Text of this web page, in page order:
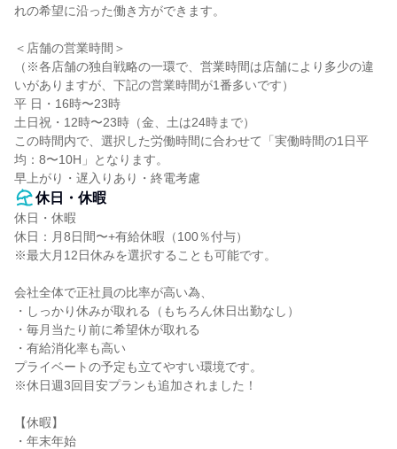
れの希望に沿った働き方ができます。
＜店舗の営業時間＞
（※各店舗の独自戦略の一環で、営業時間は店舗により多少の違
いがありますが、下記の営業時間が1番多いです）
平 日・16時〜23時
土日祝・12時〜23時（金、土は24時まで）
この時間内で、選択した労働時間に合わせて「実働時間の1日平
均：8〜10H」となります。
早上がり・遅入りあり・終電考慮
休日・休暇
休日・休暇
休日：月8日間〜+有給休暇（100％付与）
※最大月12日休みを選択することも可能です。
会社全体で正社員の比率が高い為、
・しっかり休みが取れる（もちろん休日出勤なし）
・毎月当たり前に希望休が取れる
・有給消化率も高い
プライベートの予定も立てやすい環境です。
※休日週3回目安プランも追加されました！
【休暇】
・年末年始